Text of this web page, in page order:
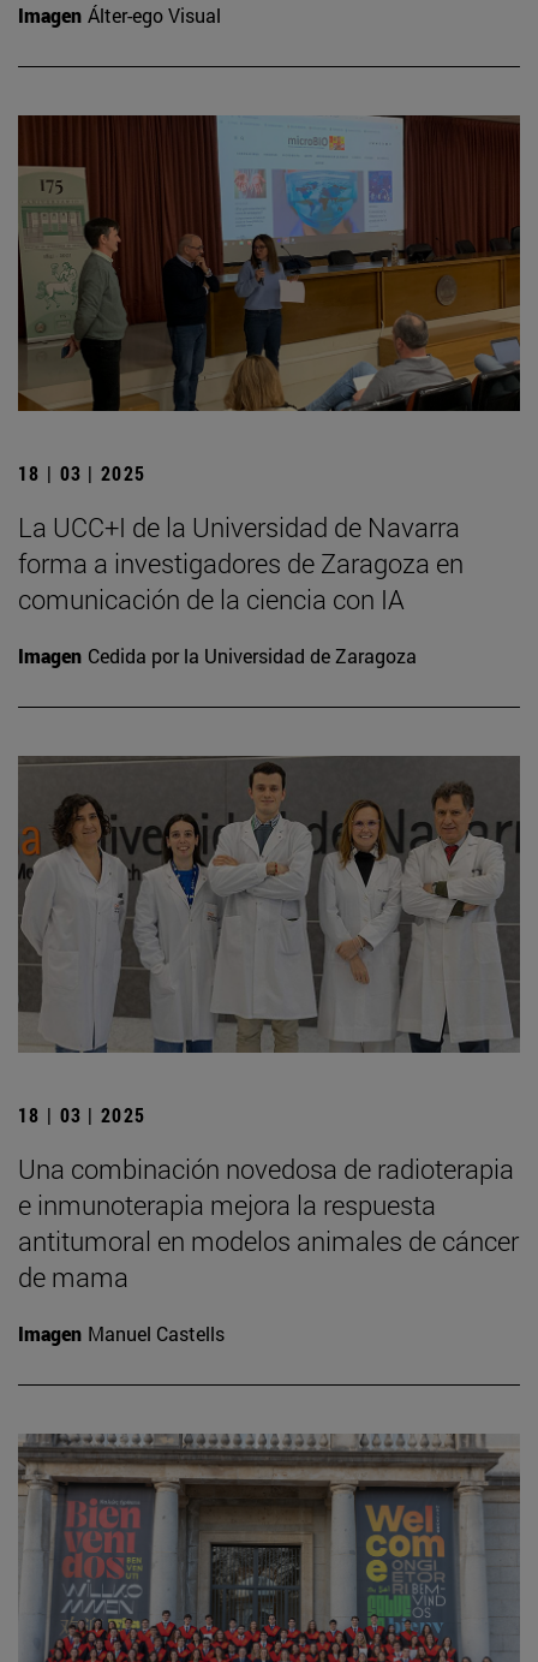
Imagen Álter-ego Visual
18 | 03 | 2025
La UCC+I de la Universidad de Navarra
forma a investigadores de Zaragoza en
comunicación de la ciencia con IA
Imagen Cedida por la Universidad de Zaragoza
18 | 03 | 2025
Una combinación novedosa de radioterapia
e inmunoterapia mejora la respuesta
antitumoral en modelos animales de cáncer
de mama
Imagen Manuel Castells